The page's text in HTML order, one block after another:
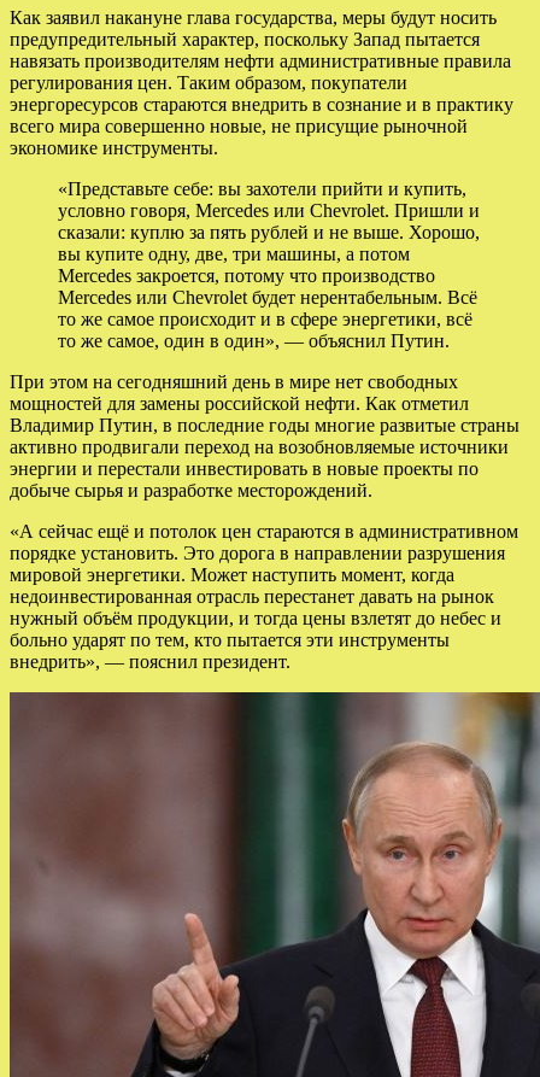
Как заявил накануне глава государства, меры будут носить
предупредительный характер, поскольку Запад пытается
навязать производителям нефти административные правила
регулирования цен. Таким образом, покупатели
энергоресурсов стараются внедрить в сознание и в практику
всего мира совершенно новые, не присущие рыночной
экономике инструменты.
«Представьте себе: вы захотели прийти и купить,
условно говоря, Mercedes или Chevrolet. Пришли и
сказали: куплю за пять рублей и не выше. Хорошо,
вы купите одну, две, три машины, а потом
Mercedes закроется, потому что производство
Mercedes или Chevrolet будет нерентабельным. Всё
то же самое происходит и в сфере энергетики, всё
то же самое, один в один», — объяснил Путин.
При этом на сегодняшний день в мире нет свободных
мощностей для замены российской нефти. Как отметил
Владимир Путин, в последние годы многие развитые страны
активно продвигали переход на возобновляемые источники
энергии и перестали инвестировать в новые проекты по
добыче сырья и разработке месторождений.
«А сейчас ещё и потолок цен стараются в административном
порядке установить. Это дорога в направлении разрушения
мировой энергетики. Может наступить момент, когда
недоинвестированная отрасль перестанет давать на рынок
нужный объём продукции, и тогда цены взлетят до небес и
больно ударят по тем, кто пытается эти инструменты
внедрить», — пояснил президент.